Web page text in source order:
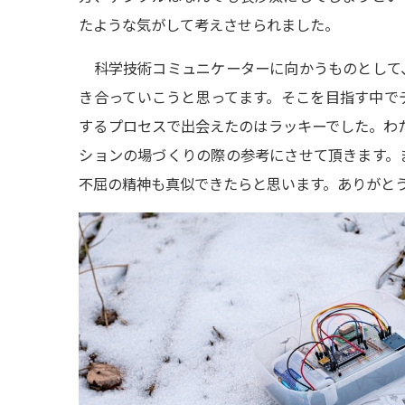
たような気がして考えさせられました。
科学技術コミュニケーターに向かうものとし
き合っていこうと思ってます。そこを目指す中で
するプロセスで出会えたのはラッキーでした。
ションの場づくりの際の参考にさせて頂きます
不屈の精神も真似できたらと思います。ありがと